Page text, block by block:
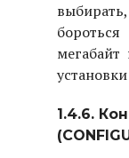
установки
1.4.6.